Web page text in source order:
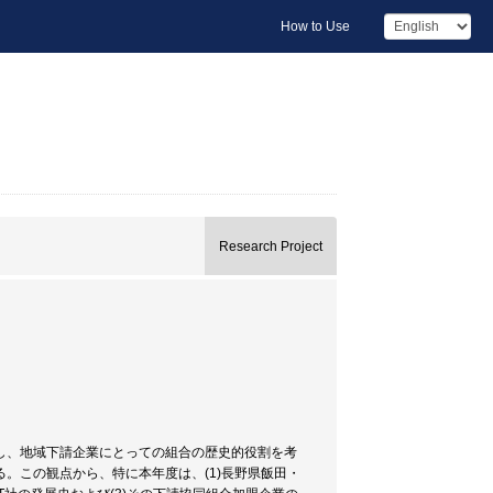
How to Use
Research Project
地域下請企業にとっての組合の歴史的役割を考
この観点から、特に本年度は、(1)長野県飯田・